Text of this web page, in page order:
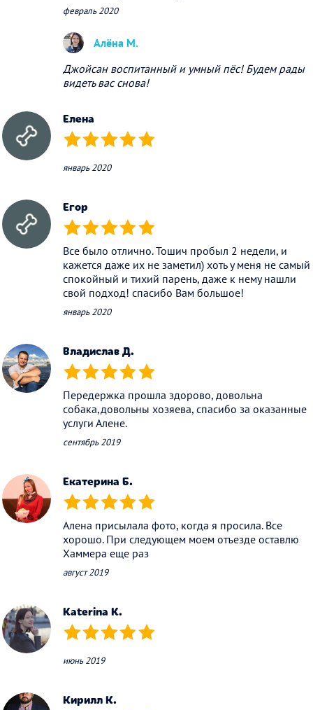
февраль 2020
Алёна М.
Джойсан воспитанный и умный пёс! Будем рады
видеть вас снова!
Елена
(*) (*) (*) (*) (*)
январь 2020
Егор
(*) (*) (*) (*) (*)
Все было отлично. Тошич пробыл 2 недели, и
кажется даже их не заметил) хоть у меня не самый
спокойный и тихий парень, даже к нему нашли
свой подход! спасибо Вам большое!
январь 2020
Владислав Д.
(*) (*) (*) (*) (*)
Передержка прошла здорово, довольна
собака,довольны хозяева, спасибо за оказанные
услуги Алене.
сентябрь 2019
Екатерина Б.
(*) (*) (*) (*) (*)
Алена присылала фото, когда я просила. Все
хорошо. При следующем моем отъезде оставлю
Хаммера еще раз
август 2019
Katerina K.
(*) (*) (*) (*) (*)
июнь 2019
Кирилл К.